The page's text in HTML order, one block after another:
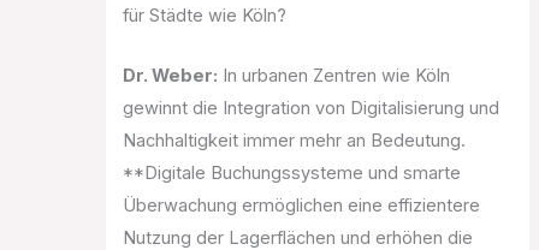
für Städte wie Köln?
Dr. Weber: In urbanen Zentren wie Köln
gewinnt die Integration von Digitalisierung und
Nachhaltigkeit immer mehr an Bedeutung.
**Digitale Buchungssysteme und smarte
Überwachung ermöglichen eine effizientere
Nutzung der Lagerflächen und erhöhen die